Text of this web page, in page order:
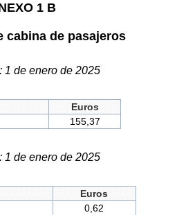
1 B
cabina de pasajeros
1 de enero de 2025
Euros
155,37
1 de enero de 2025
Euros
0,62